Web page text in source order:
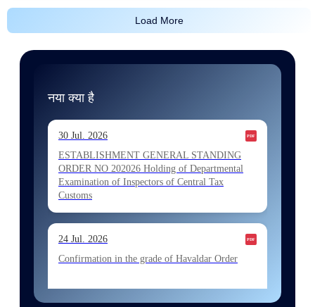
Load More
नया क्या है
30 Jul. 2026
ESTABLISHMENT GENERAL STANDING
ORDER NO 202026 Holding of Departmental
Examination of Inspectors of Central Tax
Customs
24 Jul. 2026
Confirmation in the grade of Havaldar Order